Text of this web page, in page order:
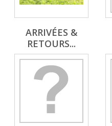
ARRIVÉES &
RETOURS...